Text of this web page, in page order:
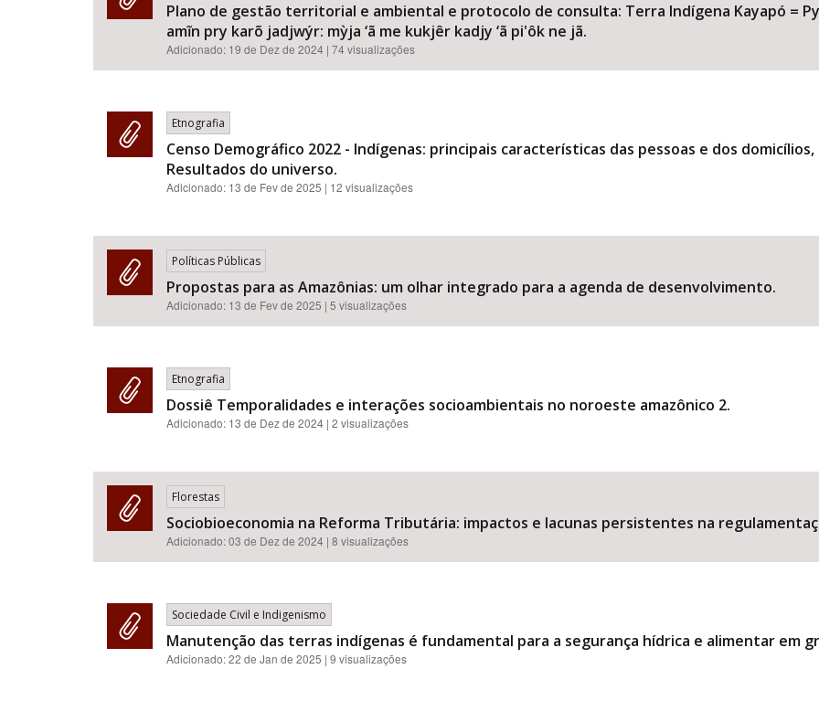
Plano de gestão territorial e ambiental e protocolo de consulta: Terra Indígena Kayapó =
amĩn pry karõ jadjwýr: mỳja ‘ã me kukjêr kadjy ‘ã pi'ôk ne jã.
Adicionado: 19 de Dez de 2024 | 74 visualizações
Etnografia
Censo Demográfico 2022 - Indígenas: principais características das pessoas e dos
Resultados do universo.
Adicionado: 13 de Fev de 2025 | 12 visualizações
Políticas Públicas
Propostas para as Amazônias: um olhar integrado para a agenda de desenvolvimento.
Adicionado: 13 de Fev de 2025 | 5 visualizações
Etnografia
Dossiê Temporalidades e interações socioambientais no noroeste amazônico 2.
Adicionado: 13 de Dez de 2024 | 2 visualizações
Florestas
Sociobioeconomia na Reforma Tributária: impactos e lacunas persistentes na
Adicionado:03 de Dez de 2024 | 8 visualizações
Sociedade Civil e Indigenismo
Manutenção das terras indígenas é fundamental para a segurança hídrica e alimentar em
Adicionado:22 de Jan de 2025 | 9 visualizações